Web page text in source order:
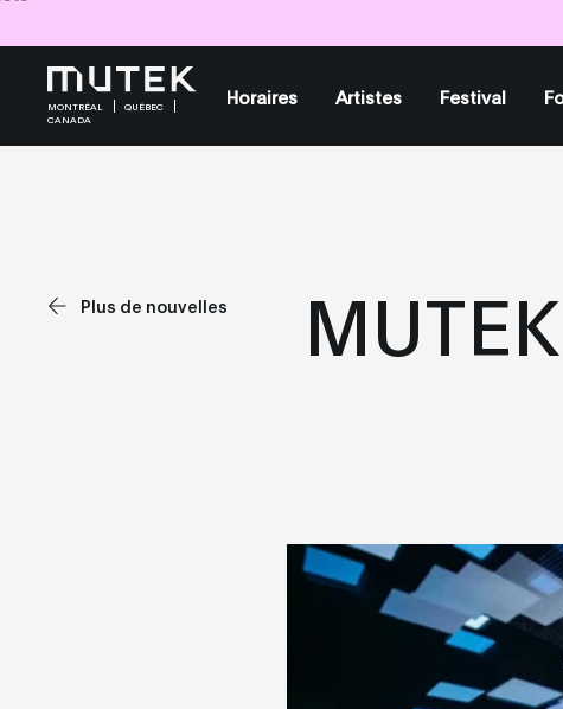
MONTRÉAL
QUÉBEC
CANADA
Horaires Artistes Festival
Plus de nouvelles